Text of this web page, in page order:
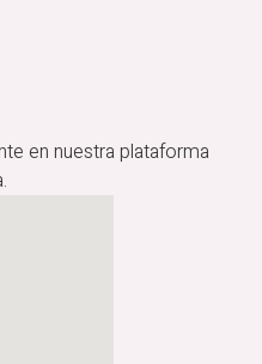
en nuestra plataforma